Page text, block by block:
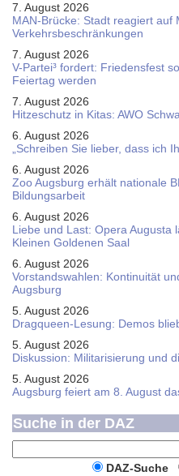
7. August 2026
MAN-Brücke: Stadt reagiert auf
Verkehrsbeschränkungen
7. August 2026
V-Partei­³ fordert: Friedens­fest
Feier­tag werden
7. August 2026
Hitzeschutz in Kitas: AWO
6. August 2026
„Schreiben Sie lieber, dass ich
6. August 2026
Zoo Augsburg erhält nationale
Bildungsarbeit
6. August 2026
Liebe und Last: Opera Augusta
Kleinen Goldenen Saal
6. August 2026
Vorstandswahlen: Kontinuität
Augsburg
5. August 2026
Dragqueen-Lesung: Demos
5. August 2026
Diskussion: Mi­li­ta­ri­sie­rung und
5. August 2026
Augsburg feiert am 8. August
Suche in der DAZ
DAZ-Suche